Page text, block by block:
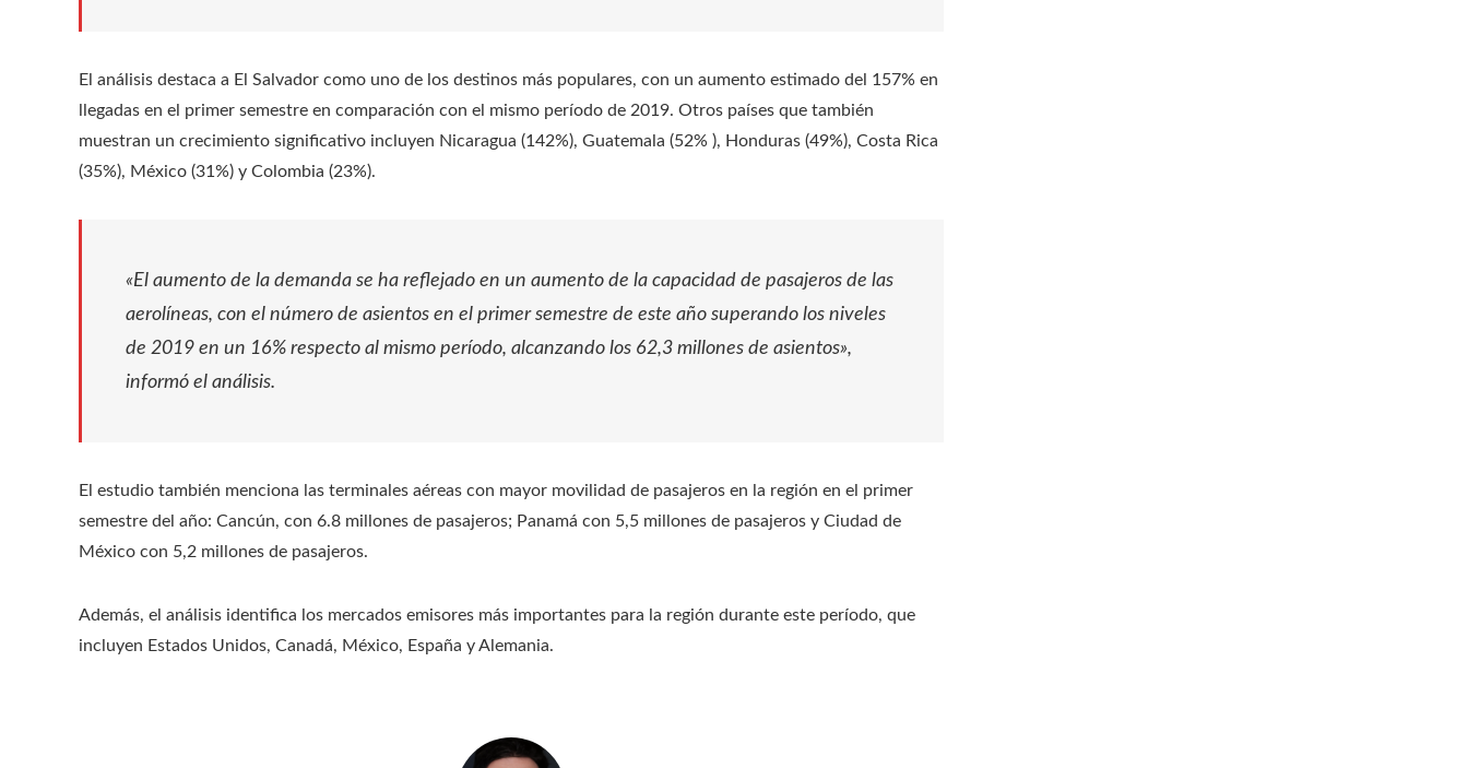
El análisis destaca a El Salvador como uno de los destinos más populares, con un aumento estimado del 157% en
llegadas en el primer semestre en comparación con el mismo período de 2019. Otros países que también
muestran un crecimiento significativo incluyen Nicaragua (142%), Guatemala (52% ), Honduras (49%), Costa Rica
(35%), México (31%) y Colombia (23%).
«El aumento de la demanda se ha reflejado en un aumento de la capacidad de pasajeros de las
aerolíneas, con el número de asientos en el primer semestre de este año superando los niveles
de 2019 en un 16% respecto al mismo período, alcanzando los 62,3 millones de asientos»,
informó el análisis.
El estudio también menciona las terminales aéreas con mayor movilidad de pasajeros en la región en el primer
semestre del año: Cancún, con 6.8 millones de pasajeros; Panamá con 5,5 millones de pasajeros y Ciudad de
México con 5,2 millones de pasajeros.
Además, el análisis identifica los mercados emisores más importantes para la región durante este período, que
incluyen Estados Unidos, Canadá, México, España y Alemania.